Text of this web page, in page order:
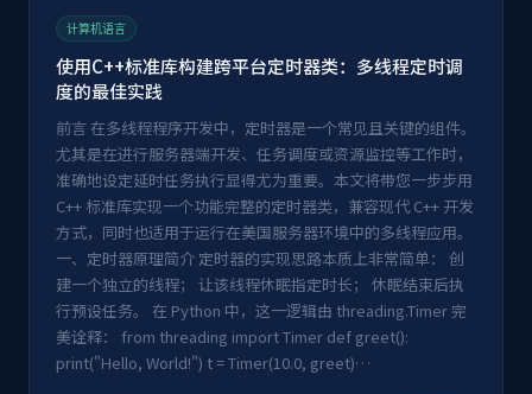
计算机语言
使用C++标准库构建跨平台定时器类：多线程定时调
度的最佳实践
前言 在多线程程序开发中，定时器是一个常见且关键的组件。
尤其是在进行服务器端开发、任务调度或资源监控等工作时，
准确地设定延时任务执行显得尤为重要。本文将带您一步步用
C++ 标准库实现一个功能完整的定时器类，兼容现代 C++ 开发
方式，同时也适用于运行在美国服务器环境中的多线程应用。
一、定时器原理简介 定时器的实现思路本质上非常简单： 创
建一个独立的线程； 让该线程休眠指定时长； 休眠结束后执
行预设任务。 在 Python 中，这一逻辑由 threading.Timer 完
美诠释： from threading import Timer def greet():
print("Hello, World!") t = Timer(10.0, greet)…